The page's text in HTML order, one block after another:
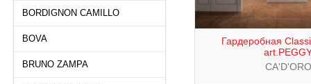
BORDIGNON CAMILLO
BOVA
BRUNO ZAMPA
Гардеробная
CA'D'ORO